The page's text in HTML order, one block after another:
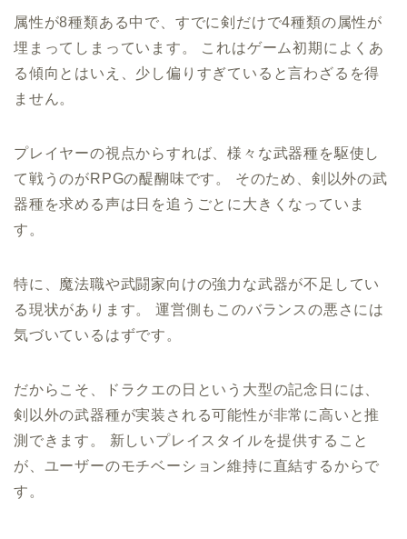
属性が8種類ある中で、すでに剣だけで4種類の属性が
埋まってしまっています。 これはゲーム初期によくあ
る傾向とはいえ、少し偏りすぎていると言わざるを得
ません。
プレイヤーの視点からすれば、様々な武器種を駆使し
て戦うのがRPGの醍醐味です。 そのため、剣以外の武
器種を求める声は日を追うごとに大きくなっていま
す。
特に、魔法職や武闘家向けの強力な武器が不足してい
る現状があります。 運営側もこのバランスの悪さには
気づいているはずです。
だからこそ、ドラクエの日という大型の記念日には、
剣以外の武器種が実装される可能性が非常に高いと推
測できます。 新しいプレイスタイルを提供すること
が、ユーザーのモチベーション維持に直結するからで
す。